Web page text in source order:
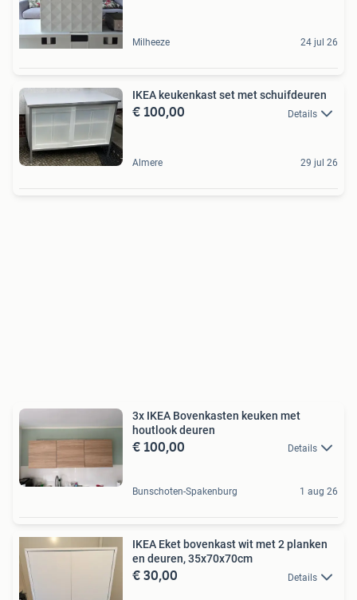
Milheeze 24 jul 26
IKEA keukenkast set met schuifdeuren
€ 100,00 Details
Almere 29 jul 26
3x IKEA Bovenkasten keuken met
houtlook deuren
€ 100,00 Details
Bunschoten-Spakenburg 1 aug 26
IKEA Eket bovenkast wit met 2 planken
en deuren, 35x70x70cm
€ 30,00 Details